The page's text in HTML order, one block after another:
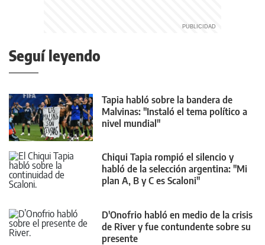
Seguí leyendo
Tapia habló sobre la bandera de
Malvinas: "Instaló el tema político a
nivel mundial"
Chiqui Tapia rompió el silencio y
habló de la selección argentina: "Mi
plan A, B y C es Scaloni"
D'Onofrio habló en medio de la crisis
de River y fue contundente sobre su
presente